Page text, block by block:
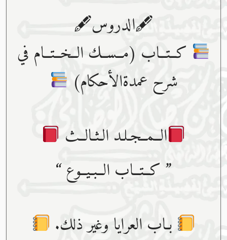
🖋الدروس🖋
كــتــاب (مــســك الــخــتــام في
شرح عمدةالأحكام)
الــمــجـلـد الـثـالــث
” كــتــاب الــبـيــوع “
بـاب العرايا وغير ذلك.